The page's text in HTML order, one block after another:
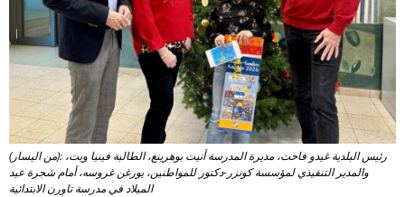
(من اليسار): رئيس البلدية غيدو فاخت، مديرة المدرسة أنيت بوهرينغ، الطالبة فينيا ويت،
والمدير التنفيذي لمؤسسة كونزر-دكتور للمواطنين، يورغن غروسه، أمام شجرة عيد
الميلاد في مدرسة تاورن الابتدائية